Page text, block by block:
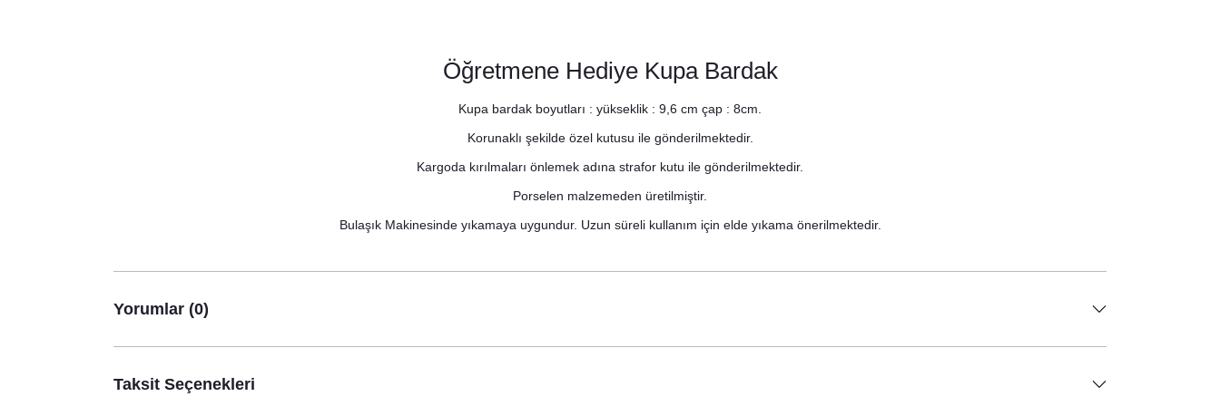
Öğretmene Hediye Kupa Bardak
Kupa bardak boyutları : yükseklik : 9,6 cm çap : 8cm.
Korunaklı şekilde özel kutusu ile gönderilmektedir.
Kargoda kırılmaları önlemek adına strafor kutu ile gönderilmektedir.
Porselen malzemeden üretilmiştir.
Bulaşık Makinesinde yıkamaya uygundur. Uzun süreli kullanım için elde yıkama önerilmektedir.
Yorumlar (0)
Taksit Seçenekleri